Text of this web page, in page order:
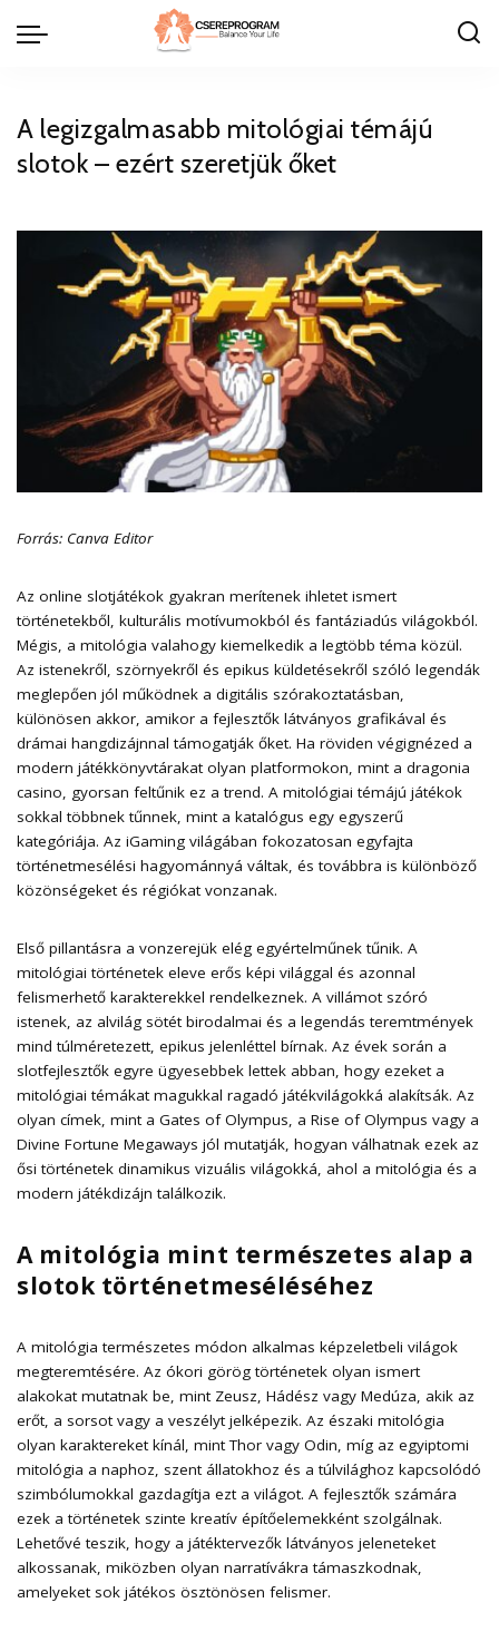
A legizgalmasabb mitológiai témájú
slotok – ezért szeretjük őket
Forrás: Canva Editor
Az online slotjátékok gyakran merítenek ihletet ismert
történetekből, kulturális motívumokból és fantáziadús világokból.
Mégis, a mitológia valahogy kiemelkedik a legtöbb téma közül.
Az istenekről, szörnyekről és epikus küldetésekről szóló legendák
meglepően jól működnek a digitális szórakoztatásban,
különösen akkor, amikor a fejlesztők látványos grafikával és
drámai hangdizájnnal támogatják őket. Ha röviden végignézed a
modern játékkönyvtárakat olyan platformokon, mint a dragonia
casino, gyorsan feltűnik ez a trend. A mitológiai témájú játékok
sokkal többnek tűnnek, mint a katalógus egy egyszerű
kategóriája. Az iGaming világában fokozatosan egyfajta
történetmesélési hagyománnyá váltak, és továbbra is különböző
közönségeket és régiókat vonzanak.
Első pillantásra a vonzerejük elég egyértelműnek tűnik. A
mitológiai történetek eleve erős képi világgal és azonnal
felismerhető karakterekkel rendelkeznek. A villámot szóró
istenek, az alvilág sötét birodalmai és a legendás teremtmények
mind túlméretezett, epikus jelenléttel bírnak. Az évek során a
slotfejlesztők egyre ügyesebbek lettek abban, hogy ezeket a
mitológiai témákat magukkal ragadó játékvilágokká alakítsák. Az
olyan címek, mint a Gates of Olympus, a Rise of Olympus vagy a
Divine Fortune Megaways jól mutatják, hogyan válhatnak ezek az
ősi történetek dinamikus vizuális világokká, ahol a mitológia és a
modern játékdizájn találkozik.
A mitológia mint természetes alap a
slotok történetmeséléséhez
A mitológia természetes módon alkalmas képzeletbeli világok
megteremtésére. Az ókori görög történetek olyan ismert
alakokat mutatnak be, mint Zeusz, Hádész vagy Medúza, akik az
erőt, a sorsot vagy a veszélyt jelképezik. Az északi mitológia
olyan karaktereket kínál, mint Thor vagy Odin, míg az egyiptomi
mitológia a naphoz, szent állatokhoz és a túlvilághoz kapcsolódó
szimbólumokkal gazdagítja ezt a világot. A fejlesztők számára
ezek a történetek szinte kreatív építőelemekként szolgálnak.
Lehetővé teszik, hogy a játéktervezők látványos jeleneteket
alkossanak, miközben olyan narratívákra támaszkodnak,
amelyeket sok játékos ösztönösen felismer.